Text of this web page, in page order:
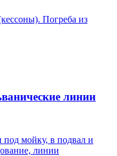
Погреба из
линии
мойку, в подвал и
линии